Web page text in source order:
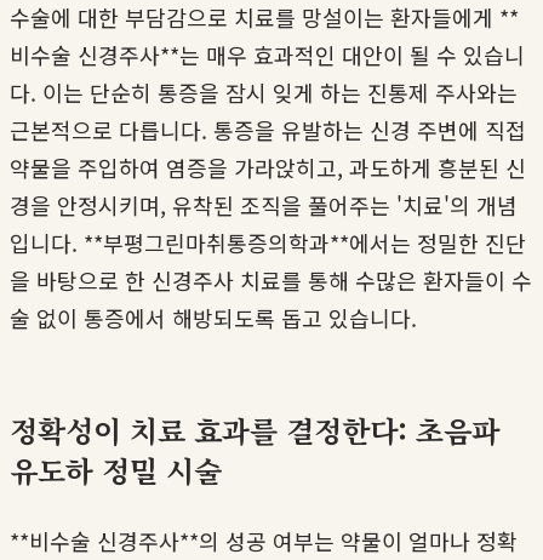
수술에 대한 부담감으로 치료를 망설이는 환자들에게 **
비수술 신경주사**는 매우 효과적인 대안이 될 수 있습니
다. 이는 단순히 통증을 잠시 잊게 하는 진통제 주사와는
근본적으로 다릅니다. 통증을 유발하는 신경 주변에 직접
약물을 주입하여 염증을 가라앉히고, 과도하게 흥분된 신
경을 안정시키며, 유착된 조직을 풀어주는 '치료'의 개념
입니다. **부평그린마취통증의학과**에서는 정밀한 진단
을 바탕으로 한 신경주사 치료를 통해 수많은 환자들이 수
술 없이 통증에서 해방되도록 돕고 있습니다.
정확성이 치료 효과를 결정한다: 초음파
유도하 정밀 시술
**비수술 신경주사**의 성공 여부는 약물이 얼마나 정확